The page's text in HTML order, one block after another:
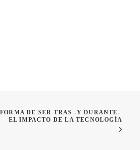
DE SER TRAS -Y DURANTE-
EL IMPACTO DE LA TECNOLOGÍA